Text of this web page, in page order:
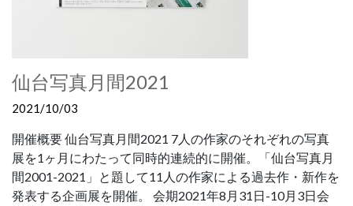
仙台写真月間2021
2021/10/03
開催概要 仙台写真月間2021 7人の作家のそれぞれの写真
展を1ヶ月にわたって同時的連続的に開催。「仙台写真月
間2001-2021」と題して11人の作家による過去作・新作を
発表する企画展を開催。 会期2021年8月31日-10月3日会